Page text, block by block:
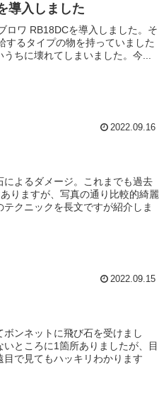
導入しました
ロワ RB18DCを導入しました。そ
するタイプの物を持っていました
ちに壊れてしまいました。今...
2022.09.16
よるダメージ。これまでも過去
りますが、写真の通り比較的綺麗
クニックを長文ですが紹介しま
2022.09.15
ンネットに飛び石を受けまし
ところに1箇所ありましたが、目
で見てもハッキリわかります